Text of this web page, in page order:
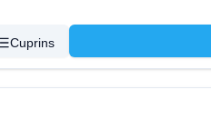
Cuprins